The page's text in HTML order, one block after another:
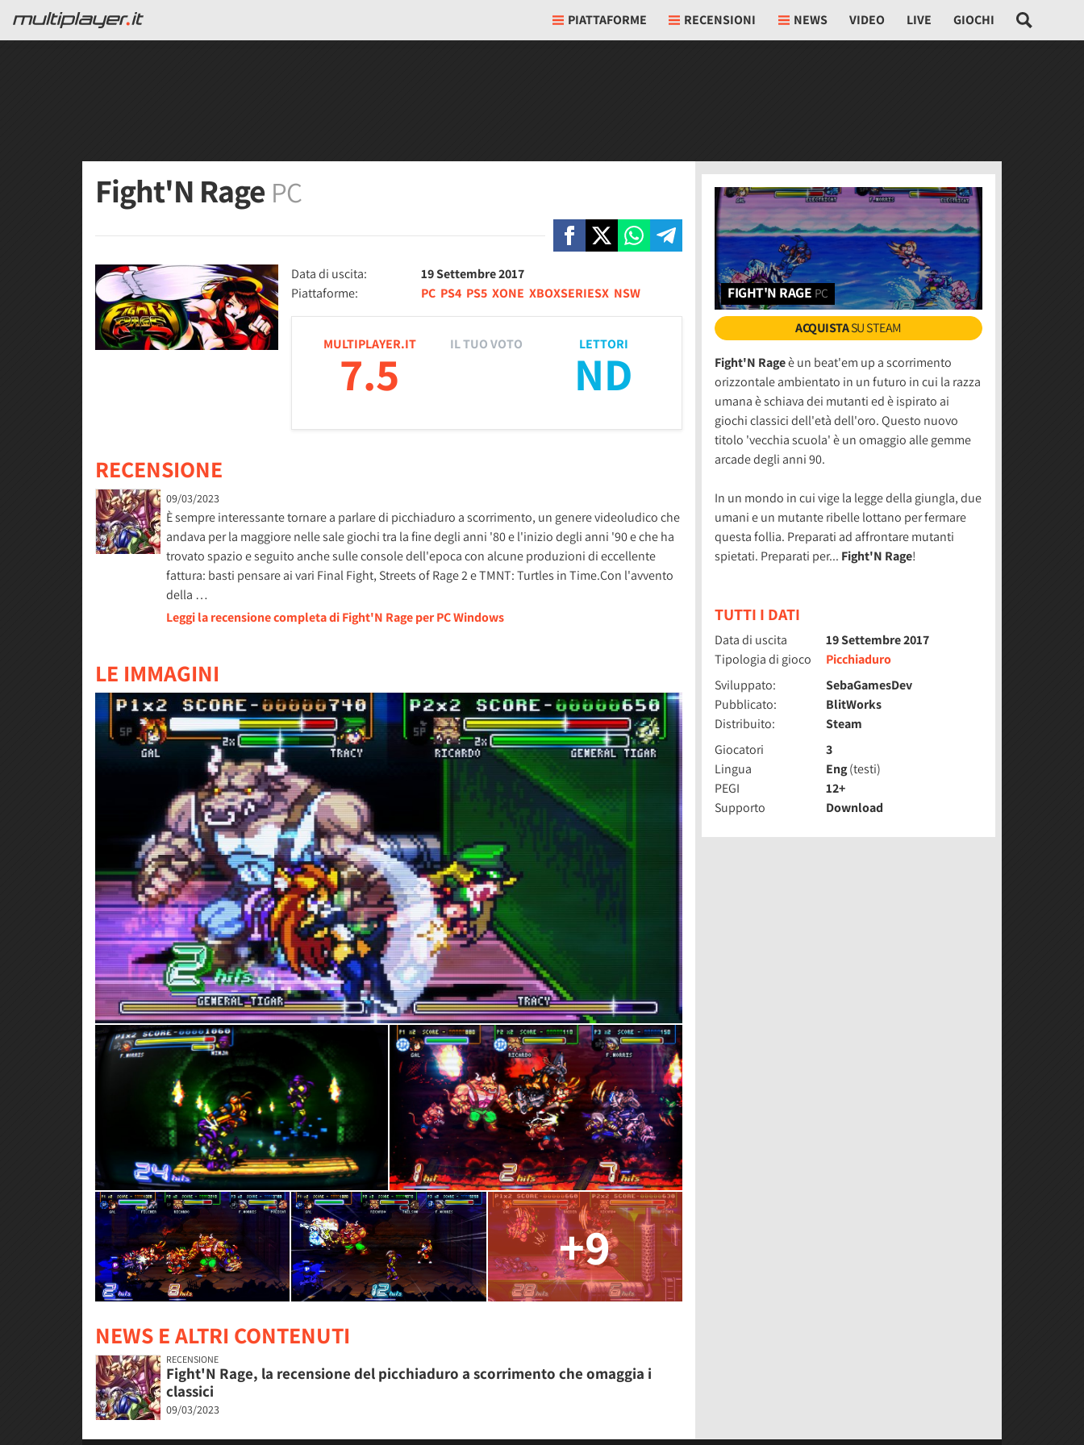
PIATTAFORME RECENSIONI NEWS VIDEO LIVE GIOCHI
Fight'N Rage PC
Data di uscita:
19 Settembre 2017
Piattaforme:
PC PS4 PS5 XONE XBOXSERIESX NSW
MULTIPLAYER.IT
7.5
LETTORI
ND
IL TUO VOTO
RECENSIONE
09/03/2023
È sempre interessante tornare a parlare di picchiaduro a scorrimento, un genere videoludico che
andava per la maggiore nelle sale giochi tra la fine degli anni '80 e l'inizio degli anni '90 e che ha
trovato spazio e seguito anche sulle console dell'epoca con alcune produzioni di eccellente
fattura: basti pensare ai vari Final Fight, Streets of Rage 2 e TMNT: Turtles in Time.Con l'avvento
della …
Leggi la recensione completa di Fight'N Rage per PC Windows
LE IMMAGINI
+9
NEWS E ALTRI CONTENUTI
RECENSIONE
Fight'N Rage, la recensione del picchiaduro a scorrimento che omaggia i
classici
09/03/2023
FIGHT'N RAGE PC
ACQUISTASU STEAM
Fight'N Rageè un beat'em up a scorrimento
orizzontale ambientato in un futuro in cui la razza
umana è schiava dei mutanti ed è ispirato ai
giochi classici dell'età dell'oro. Questo nuovo
titolo 'vecchia scuola' è un omaggio alle gemme
arcade degli anni 90.
In un mondo in cui vige la legge della giungla, due
umani e un mutante ribelle lottano per fermare
questa follia. Preparati ad affrontare mutanti
spietati. Preparati per... Fight'N Rage!
TUTTI I DATI
Data di uscita
19 Settembre 2017
Tipologia di gioco
Picchiaduro
Sviluppato:
SebaGamesDev
Pubblicato:
BlitWorks
Distribuito:
Steam
Giocatori
3
Lingua
Eng(testi)
PEGI
12+
Supporto
Download